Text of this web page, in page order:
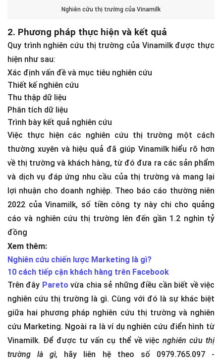
Nghiên cứu thị trường của Vinamilk
2. Phương pháp thực hiện và kết quả
Quy trình nghiên cứu thị trường của Vinamilk được thực
hiện như sau:
Xác định vấn đề và mục tiêu nghiên cứu
Thiết kế nghiên cứu
Thu thập dữ liệu
Phân tích dữ liệu
Trình bày kết quả nghiên cứu
Việc thực hiện các nghiên cứu thị trường một cách
thường xuyên và hiệu quả đã giúp Vinamilk hiểu rõ hơn
về thị trường và khách hàng, từ đó đưa ra các sản phẩm
và dịch vụ đáp ứng nhu cầu của thị trường và mang lại
lợi nhuận cho doanh nghiệp. Theo báo cáo thường niên
2022 của Vinamilk, số tiền công ty này chi cho quảng
cáo và nghiên cứu thị trường lên đến gần 1.2 nghìn tỷ
đồng
Xem thêm:
Nghiên cứu chiến lược Marketing là gì?
10 cách tiếp cận khách hàng trên Facebook
Trên đây Paretovừa chia sẻ những điều cần biết về việc
nghiên cứu thị trường là gì. Cùng với đó là sự khác biệt
giữa hai phương pháp nghiên cứu thị trường và nghiên
cứu Marketing. Ngoài ra là ví dụ nghiên cứu điển hình từ
Vinamilk. Để được tư vấn cụ thể về việc nghiên cứu thị
trường là gì, hãy liên hệ theo số 0979.765.097 -